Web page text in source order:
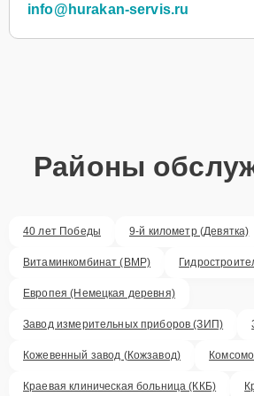
info@hurakan-servis.ru
Районы
40 лет Победы 9-й километр (Девятка)
Витаминкомбинат (ВМР)
Европея (Немецкая деревня)
Завод измерительных приборов (ЗИП)
Кожевенный завод (Кожзавод)
Краевая клиническая больница (ККБ)